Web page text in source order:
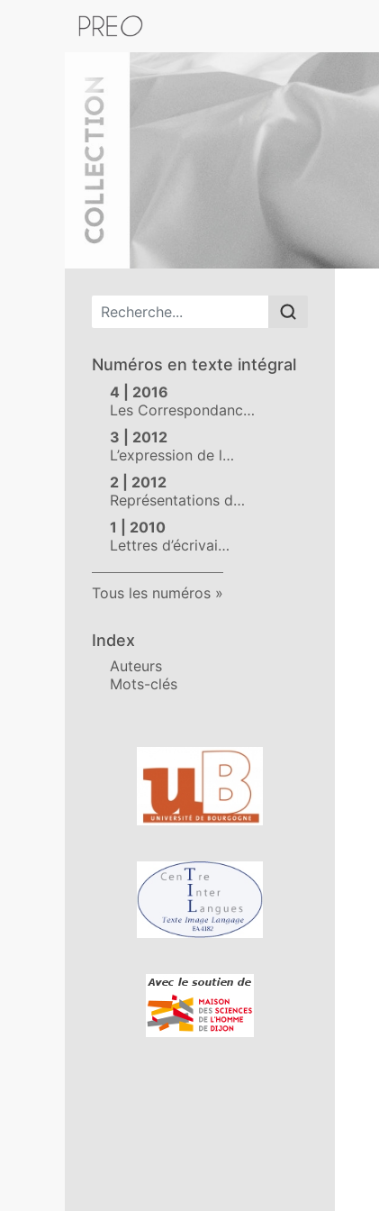
Menu principal
Numéros en texte intégral
4 | 2016
Les Correspondanc…
3 | 2012
L’expression de l…
2 | 2012
Représentations d…
1 | 2010
Lettres d’écrivai…
Tous les numéros
Index
Auteurs
Mots-clés
Affiliations/partenaires